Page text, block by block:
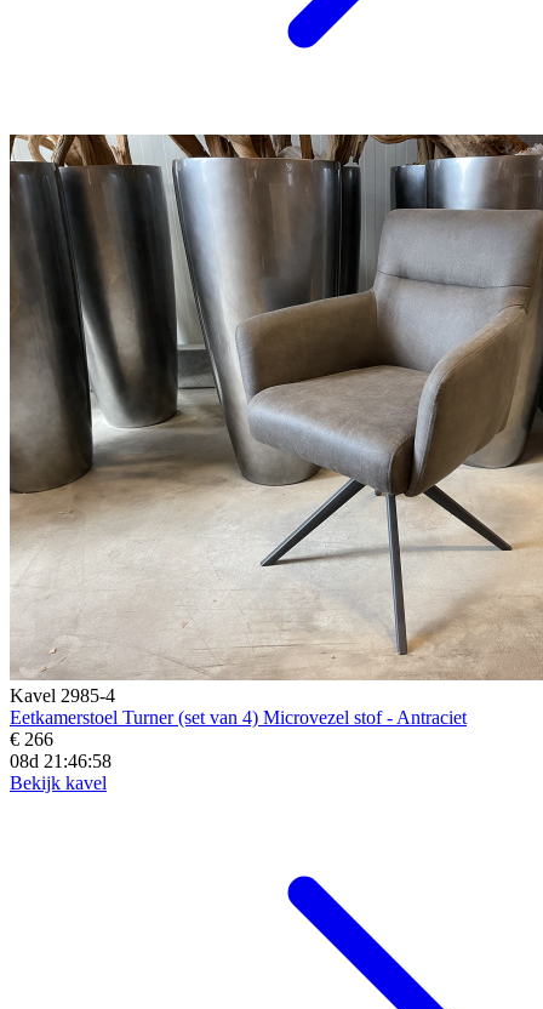
Kavel 2985-4
Eetkamerstoel Turner (set van 4) Microvezel stof - Antraciet
€ 266
08d 21:46:57
Bekijk kavel